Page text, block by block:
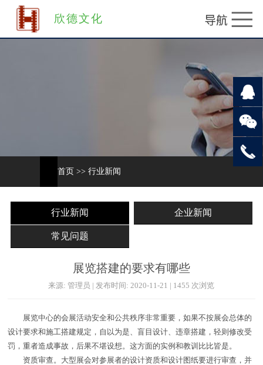
欣德文化
首页 >> 行业新闻
行业新闻 企业新闻
常见问题
展览搭建的要求有哪些
来源: 管理员 | 发布时间: 2020-11-21 | 1455 次浏览
展览中心的会展活动安全和公共秩序非常重要，如果不按展会总体的
设计要求和施工搭建规定，自以为是、盲目设计、违章搭建，轻则修改受
罚，重者造成事故，后果不堪设想。这方面的实例和教训比比皆是。
资质审查。大型展会对参展者的设计资质和设计图纸要进行审查，并